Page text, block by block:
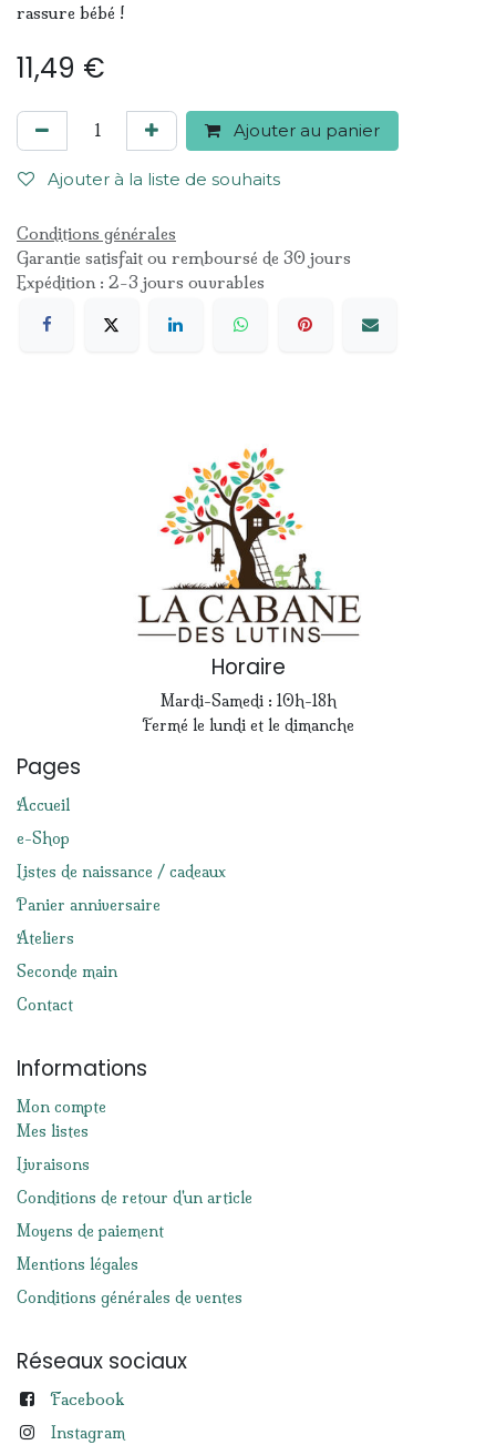
rassure bébé !
11,49 €
Ajouter au panier
Ajouter à la liste de souhaits
Conditions générales
Garantie satisfait ou remboursé de 30 jours
Expédition : 2-3 jours ouvrables
Horaire
Mardi-Samedi : 10h-18h
Fermé le lundi et le dimanche
Pages
Accueil
e-Shop
Listes de naissance / cadeaux
Panier anniversaire
Ateliers
Seconde main
Contact
Informations
Mon compte
Mes listes
Livraisons
Conditions de retour d'un article
Moyens de paiement
Mentions légales
Conditions générales de ventes
Réseaux sociaux
Facebook
Instagram